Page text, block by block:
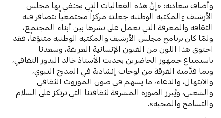
وأضاف سعادته: «إنَّ هذه الفعاليات التي يحتفي بها مجلس
الأرشيف والمكتبة الوطنية جعلته مركزاً مجتمعياً تتضافر فيه
الثقافة والمعرفة التي نعمل على نشرها بين أبناء المجتمع،
ولمّا كان برنامج مجلس الأرشيف والمكتبة الوطنية متنوّعاً، فقد
احتوى هذا اللون من الفنون الإنسانية العريقة، وسعدنا
باستمتاع جمهور الحاضرين بحديث الأستاذ خالد البدور الثقافي،
وبما قدَّمته الفرقة من لوحات إنشادية في المديح النبوي،
والابتهال، والدعاء، ما يسهم في صون الموروث الثقافي
والشعبي، ويُبرز الصورة المشرقة لثقافتنا التي ترتكز على السلام
والتسامح والمحبة».